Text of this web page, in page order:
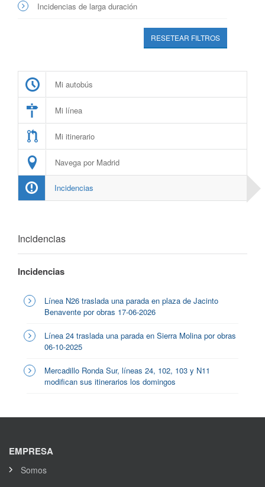
Incidencias de larga duración
RESETEAR FILTROS
Mi autobús
Mi línea
Mi itinerario
Navega por Madrid
Incidencias
Incidencias
Incidencias
Línea N26 traslada una parada en plaza de Jacinto
Benavente por obras 17-06-2026
Línea 24 traslada una parada en Sierra Molina por obras
06-10-2025
Mercadillo Ronda Sur, líneas 24, 102, 103 y N11
modifican sus itinerarios los domingos
EMPRESA
Somos